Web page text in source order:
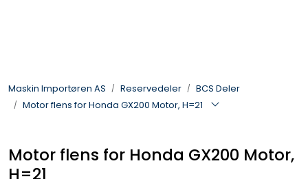
Maskin Importøren AS Reservedeler
BCS Deler
Motor flens for Honda GX200 Motor, H=21
Motor flens for Honda GX200 Motor,
H=21
Sprøyter
Hageredskaper